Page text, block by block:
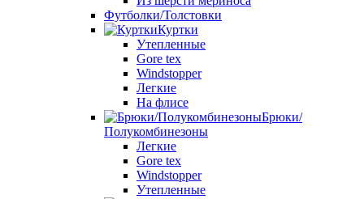
Футболки/Толстовки
Куртки
Утепленные
Gore tex
Windstopper
Легкие
На флисе
Брюки/
Полукомбинезоны
Легкие
Gore tex
Windstopper
Утепленные